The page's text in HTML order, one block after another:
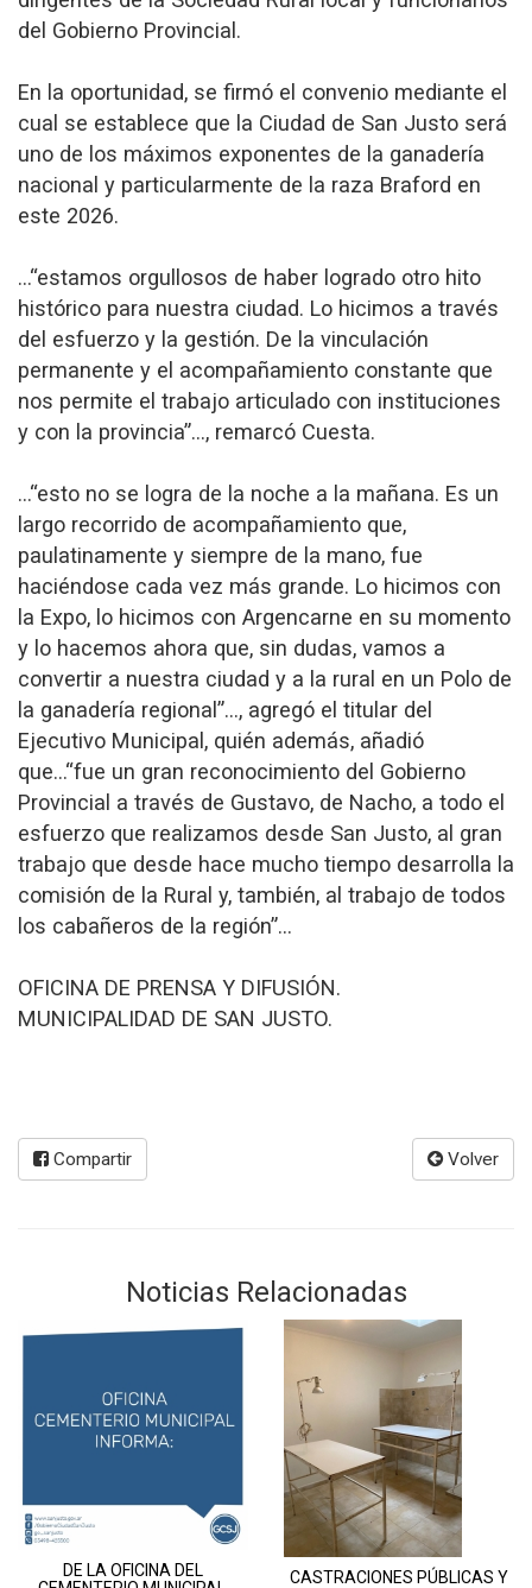
del Gobierno Provincial.
En la oportunidad, se firmó el convenio mediante el
cual se establece que la Ciudad de San Justo será
uno de los máximos exponentes de la ganadería
nacional y particularmente de la raza Braford en
este 2026.
…“estamos orgullosos de haber logrado otro hito
histórico para nuestra ciudad. Lo hicimos a través
del esfuerzo y la gestión. De la vinculación
permanente y el acompañamiento constante que
nos permite el trabajo articulado con instituciones
y con la provincia”…, remarcó Cuesta.
…“esto no se logra de la noche a la mañana. Es un
largo recorrido de acompañamiento que,
paulatinamente y siempre de la mano, fue
haciéndose cada vez más grande. Lo hicimos con
la Expo, lo hicimos con Argencarne en su momento
y lo hacemos ahora que, sin dudas, vamos a
convertir a nuestra ciudad y a la rural en un Polo de
la ganadería regional”..., agregó el titular del
Ejecutivo Municipal, quién además, añadió
que…“fue un gran reconocimiento del Gobierno
Provincial a través de Gustavo, de Nacho, a todo el
esfuerzo que realizamos desde San Justo, al gran
trabajo que desde hace mucho tiempo desarrolla la
comisión de la Rural y, también, al trabajo de todos
los cabañeros de la región”…
OFICINA DE PRENSA Y DIFUSIÓN.
MUNICIPALIDAD DE SAN JUSTO.
Compartir Volver
Noticias Relacionadas
DE LA OFICINA DEL
CASTRACIONES PÚBLICAS Y